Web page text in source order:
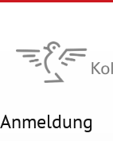
Anmeldung